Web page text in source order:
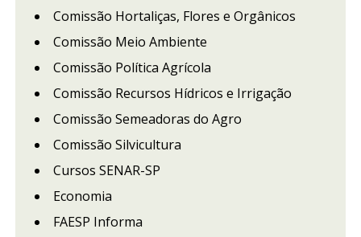
Comissão Hortaliças, Flores e Orgânicos
Comissão Meio Ambiente
Comissão Política Agrícola
Comissão Recursos Hídricos e Irrigação
Comissão Semeadoras do Agro
Comissão Silvicultura
Cursos SENAR-SP
Economia
FAESP Informa